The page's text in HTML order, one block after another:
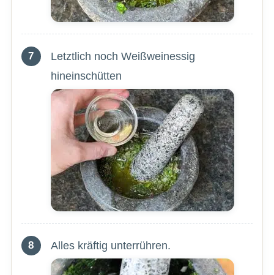
Letztlich noch Weißweinessig
hineinschütten
Alles kräftig unterrühren.